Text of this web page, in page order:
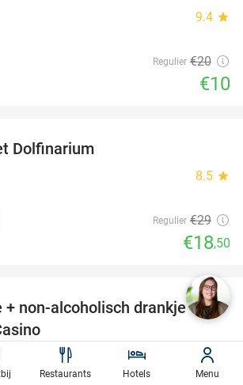
9.4 star
Regulier €20
€10
Dolfinarium
8.5 star
Regulier €29
€18,50
52%
+ non-alcoholisch drankje voor
9.6
Restaurants Hotels Menu